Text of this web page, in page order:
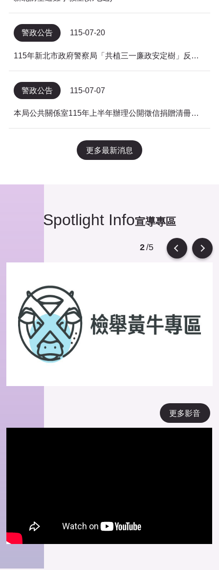
警政公告 115-07-20
115年新北市政府警察局「共植三一廉政安定樹」反貪倡廉有獎徵答得獎名單公告
警政公告 115-07-07
本局公共關係室115年上半年辦理公開徵信捐贈清冊及明細表，依公益勸募條例公告。
更多最新消息
Spotlight Info宣導專區
2/5
更多影音